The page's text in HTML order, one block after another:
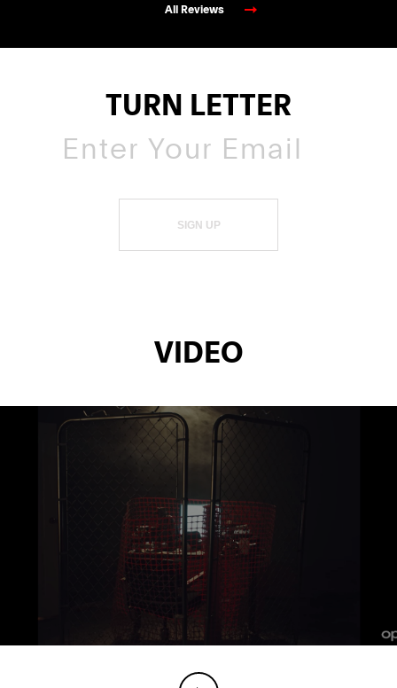
All Reviews
TURN LETTER
SIGN UP
VIDEO